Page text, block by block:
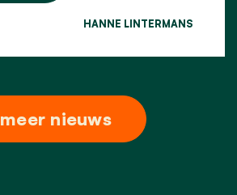
HANNE LINTERMANS
meer nieuws